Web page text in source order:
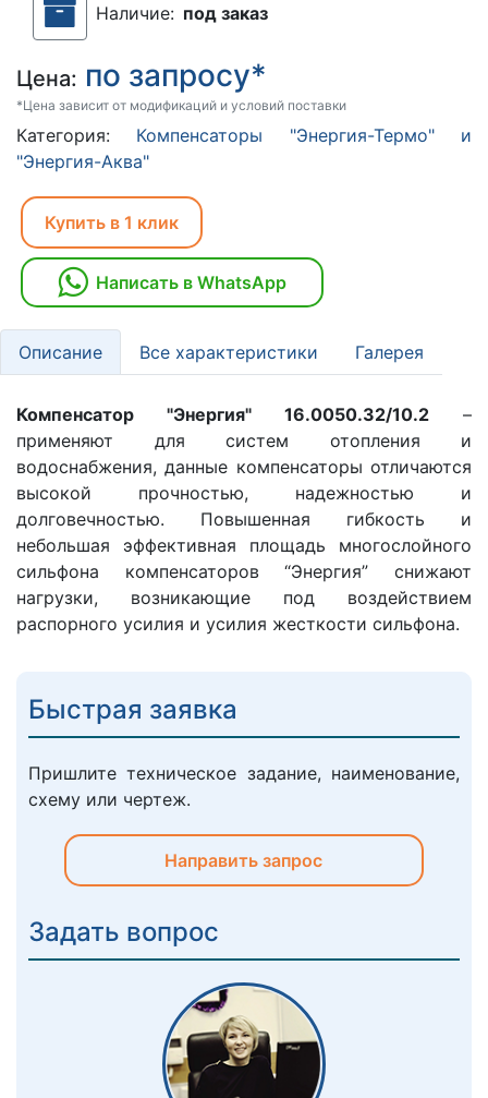
Наличие: под заказ
Цена: по запросу*
*Цена зависит от модификаций и условий поставки
Категория: Компенсаторы "Энергия-Термо" и
"Энергия-Аква"
Купить в 1 клик
Написать в WhatsApp
Описание Все характеристики Галерея
Компенсатор "Энергия" 16.0050.32/10.2 –
применяют для систем отопления и
водоснабжения, данные компенсаторы отличаются
высокой прочностью, надежностью и
долговечностью. Повышенная гибкость и
небольшая эффективная площадь многослойного
сильфона компенсаторов “Энергия” снижают
нагрузки, возникающие под воздействием
распорного усилия и усилия жесткости сильфона.
Быстрая заявка
Пришлите техническое задание, наименование,
схему или чертеж.
Направить запрос
Задать вопрос